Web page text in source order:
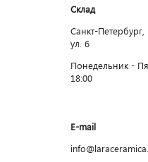
Склад
Санкт-
ул. 6
Понедельник -
18:00
E-mail